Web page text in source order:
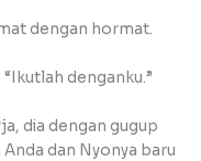
dengan hormat.
denganku.”
dia dengan gugup
dan Nyonya baru